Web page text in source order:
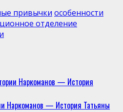
привычки особенности
отделение
Наркоманов — История
Наркоманов — История Татьяны